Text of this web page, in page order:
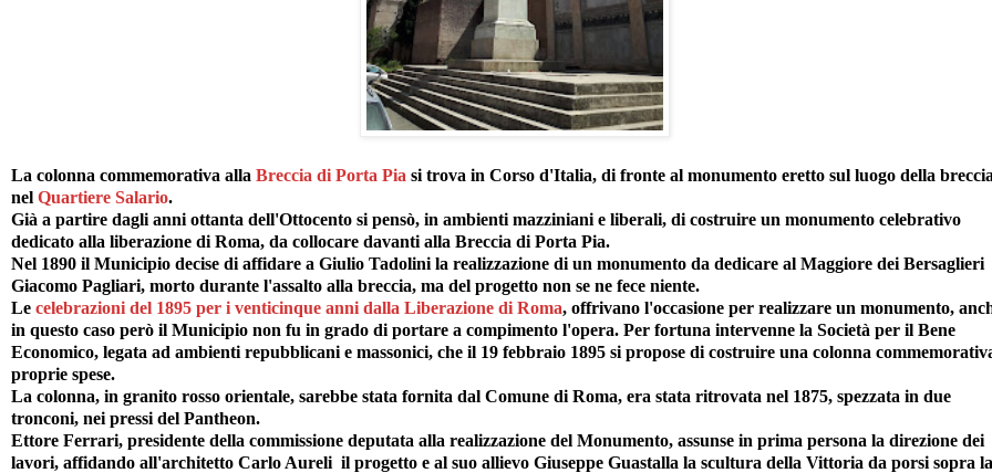
La colonna commemorativa alla Breccia di Porta Pia si trova in Corso d'Italia, di fronte al monumento eretto sul luogo della
nel Quartiere Salario.
Già a partire dagli anni ottanta dell'Ottocento si pensò, in ambienti mazziniani e liberali, di costruire un monumento celebrativo
dedicato alla liberazione di Roma, da collocare davanti alla Breccia di Porta Pia.
Nel 1890 il Municipio decise di affidare a Giulio Tadolini la realizzazione di un monumento da dedicare al Maggiore dei Bersaglieri
Giacomo Pagliari, morto durante l'assalto alla breccia, ma del progetto non se ne fece niente.
Le celebrazioni del 1895 per i venticinque anni dalla Liberazione di Roma, offrivano l'occasione per realizzare un monumento,
in questo caso però il Municipio non fu in grado di portare a compimento l'opera. Per fortuna intervenne la Società per il Bene
Economico, legata ad ambienti repubblicani e massonici, che il 19 febbraio 1895 si propose di costruire una colonna
proprie spese.
La colonna, in granito rosso orientale, sarebbe stata fornita dal Comune di Roma, era stata ritrovata nel 1875, spezzata in due
tronconi, nei pressi del Pantheon.
Ettore Ferrari, presidente della commissione deputata alla realizzazione del Monumento, assunse in prima persona la direzione dei
lavori, affidando all'architetto Carlo Aureli il progetto e al suo allievo Giuseppe Guastalla la scultura della Vittoria da porsi sopra la